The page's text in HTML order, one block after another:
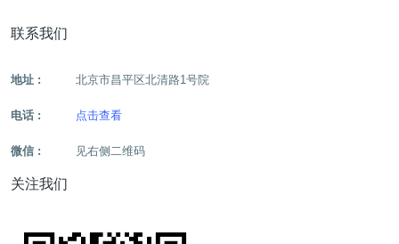
联系我们
地址 : 北京市昌平区北清路1号院
电话 : 点击查看
微信 : 见右侧二维码
关注我们